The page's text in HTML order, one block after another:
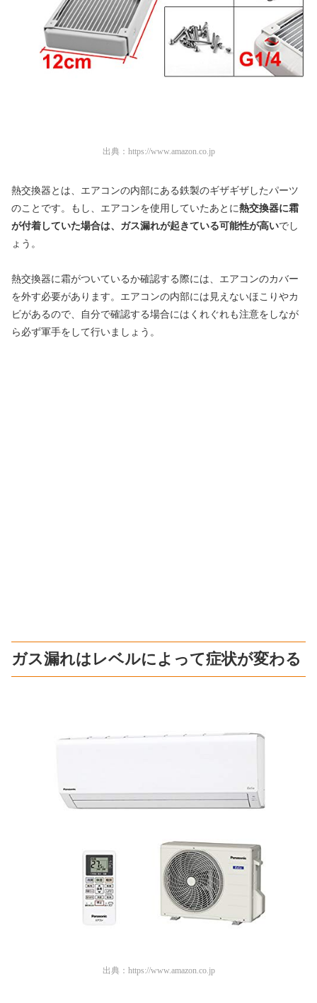
出典： https://www.amazon.co.jp
熱交換器とは、エアコンの内部にある鉄製のギザギザしたパーツ
のことです。もし、エアコンを使用していたあとに熱交換器に霜
が付着していた場合は、ガス漏れが起きている可能性が高いでし
ょう。
熱交換器に霜がついているか確認する際には、エアコンのカバー
を外す必要があります。エアコンの内部には見えないほこりやカ
ビがあるので、自分で確認する場合にはくれぐれも注意をしなが
ら必ず軍手をして行いましょう。
ガス漏れはレベルによって症状が変わる
出典： https://www.amazon.co.jp